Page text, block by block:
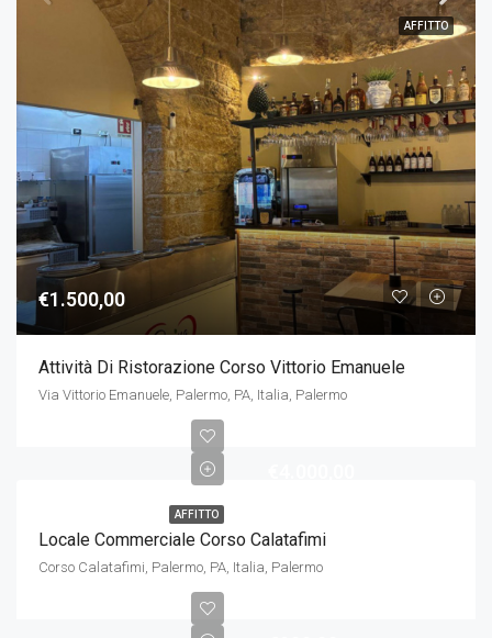
AFFITTO
€1.500,00
Attività Di Ristorazione Corso Vittorio Emanuele
Via Vittorio Emanuele, Palermo, PA, Italia, Palermo
AFFITTO
Locale Commerciale Corso Calatafimi
Corso Calatafimi, Palermo, PA, Italia, Palermo